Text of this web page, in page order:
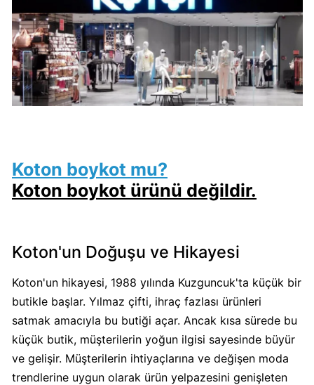
Boykot
mu?
Algida
Kimin
Sahibi
Kimin?
King
Boykot
mu?
Kimin
Kim?
Carrefour
Boykot
mu?
Carrefour
Koton boykot mu?
Koton boykot ürünü değildir.
Koton'un Doğuşu ve Hikayesi
Koton'un hikayesi, 1988 yılında Kuzguncuk'ta küçük bir
butikle başlar. Yılmaz çifti, ihraç fazlası ürünleri
satmak amacıyla bu butiği açar. Ancak kısa sürede bu
küçük butik, müşterilerin yoğun ilgisi sayesinde büyür
ve gelişir. Müşterilerin ihtiyaçlarına ve değişen moda
trendlerine uygun olarak ürün yelpazesini genişleten